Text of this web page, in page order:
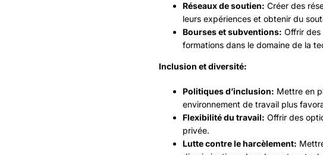
Réseaux de soutien: Créer des
leurs expériences et obtenir du
Bourses et subventions: Offrir des
formations dans le domaine de la
Inclusion et diversité:
Politiques d’inclusion: Mettre en
environnement de travail plus
Flexibilité du travail: Offrir des
privée.
Lutte contre le harcèlement: